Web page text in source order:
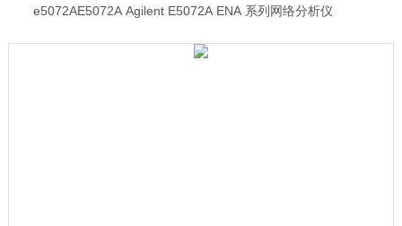
e5072AE5072A Agilent E5072A ENA 系列网络分析仪